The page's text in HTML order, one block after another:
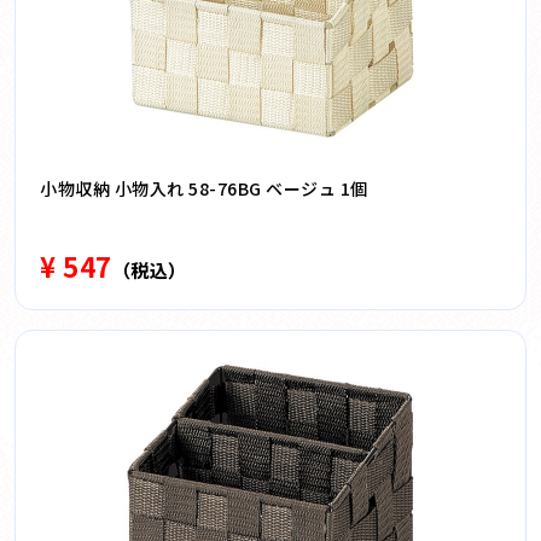
小物収納 小物入れ 58-76BG ベージュ 1個
¥ 547 （税込）